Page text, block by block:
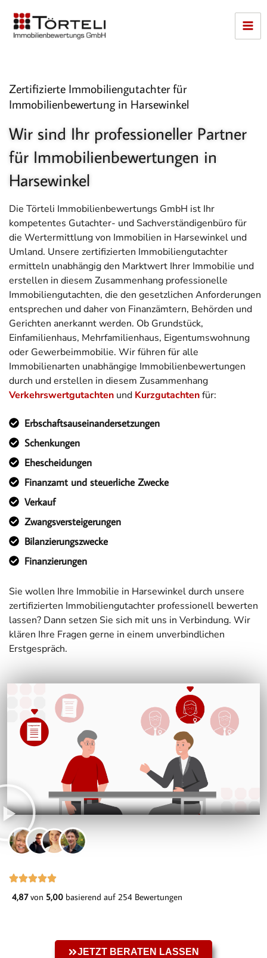
Zum
Inhalt
springen
Zertifizierte Immobiliengutachter für
Immobilienbewertung in Harsewinkel
Wir sind Ihr professioneller Partner
für Immobilienbewertungen in
Harsewinkel
Die Törteli Immobilienbewertungs GmbH ist Ihr
kompetentes Gutachter- und Sachverständigenbüro für
die Wertermittlung von Immobilien in Harsewinkel und
Umland. Unsere zertifizierten Immobiliengutachter
ermitteln unabhängig den Marktwert Ihrer Immobilie und
erstellen in diesem Zusammenhang professionelle
Immobiliengutachten, die den gesetzlichen Anforderungen
entsprechen und daher von Finanzämtern, Behörden und
Gerichten anerkannt werden. Ob Grundstück,
Einfamilienhaus, Mehrfamilienhaus, Eigentumswohnung
oder Gewerbeimmobilie. Wir führen für alle
Immobilienarten unabhängige Immobilienbewertungen
durch und erstellen in diesem Zusammenhang
Verkehrswertgutachten und Kurzgutachtenfür:
Erbschaftsauseinandersetzungen
Schenkungen
Ehescheidungen
Finanzamt und steuerliche Zwecke
Verkauf
Zwangsversteigerungen
Bilanzierungszwecke
Finanzierungen
Sie wollen Ihre Immobilie in Harsewinkel durch unsere
zertifizierten Immobiliengutachter professionell bewerten
lassen? Dann setzen Sie sich mit uns in Verbindung. Wir
klären Ihre Fragen gerne in einem unverbindlichen
Erstgespräch.
4,87von 5,00 basierend auf 254 Bewertungen
JETZT BERATEN LASSEN